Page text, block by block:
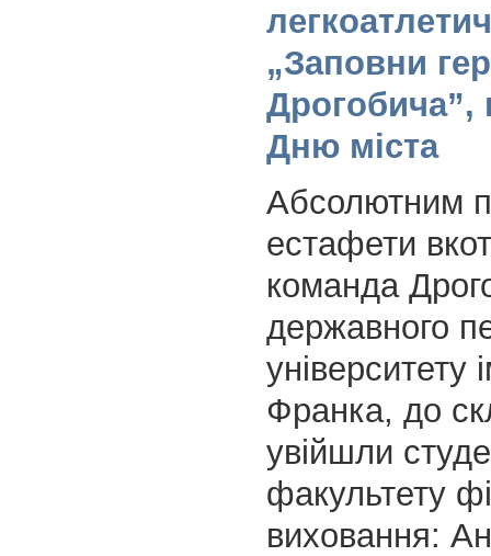
„Заповни
Дрогобича”,
Дню міста
Абсолютним
естафети
команда
державного
університету
Франка, до
увійшли
факультету
виховання: